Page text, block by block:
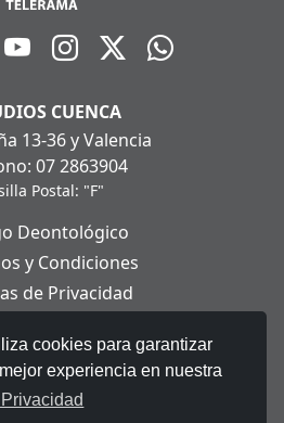
cookies para garantizar
experiencia en nuestra
CUENCA
13-36 y Valencia
07 2863904
Postal: "F"
Deontológico
y Condiciones
de Privacidad
Legal
de Datos Personales